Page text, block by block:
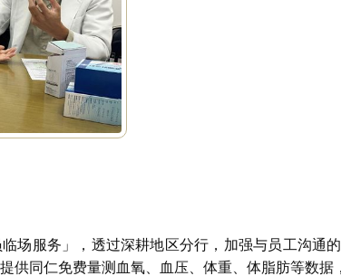
场服务」，透过深耕地区分行，加强与员工沟通
供同仁免费量测血氧、血压、体重、体脂肪等数